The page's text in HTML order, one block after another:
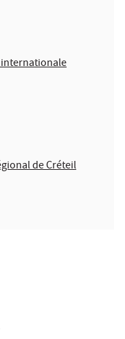
internationale
de Créteil